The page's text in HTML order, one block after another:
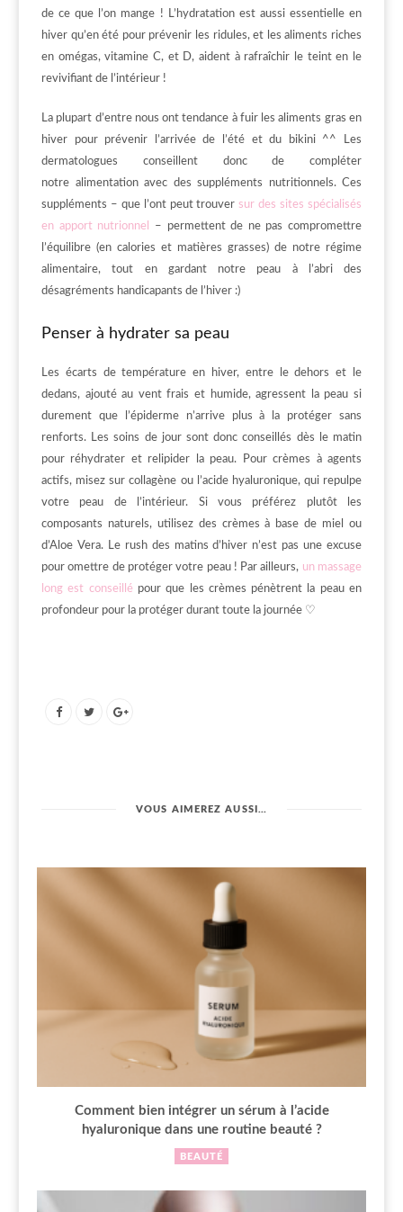
de ce que l’on mange ! L’hydratation est aussi essentielle en
hiver qu’en été pour prévenir les ridules, et les aliments riches
en omégas, vitamine C, et D, aident à rafraîchir le teint en le
revivifiant de l’intérieur !
La plupart d’entre nous ont tendance à fuir les aliments gras en
hiver pour prévenir l’arrivée de l’été et du bikini ^^ Les
dermatologues conseillent donc de compléter
notre alimentation avec des suppléments nutritionnels. Ces
suppléments – que l’ont peut trouver sur des sites spécialisés
en apport nutrionnel
– permettent de ne pas compromettre
l’équilibre (en calories et matières grasses) de notre régime
alimentaire, tout en gardant notre peau à l’abri des
désagréments handicapants de l’hiver :)
Penser à hydrater sa peau
Les écarts de température en hiver, entre le dehors et le
dedans, ajouté au vent frais et humide, agressent la peau si
durement que l’épiderme n’arrive plus à la protéger sans
renforts. Les soins de jour sont donc conseillés dès le matin
pour réhydrater et relipider la peau. Pour crèmes à agents
actifs, misez sur collagène ou l’acide hyaluronique, qui repulpe
votre peau de l’intérieur. Si vous préférez plutôt les
composants naturels, utilisez des crèmes à base de miel ou
d’Aloe Vera. Le rush des matins d’hiver n’est pas une excuse
pour omettre de protéger votre peau ! Par ailleurs, un massage
long est conseillé pour que les crèmes pénètrent la peau en
profondeur pour la protéger durant toute la journée ♡
VOUS AIMEREZ AUSSI…
Comment bien intégrer un sérum à l’acide
hyaluronique dans une routine beauté ?
BEAUTÉ